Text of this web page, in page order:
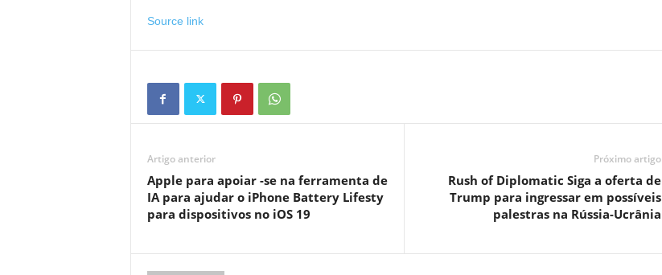
Source link
Artigo anterior
Apple para apoiar -se na ferramenta de
IA para ajudar o iPhone Battery Lifesty
para dispositivos no iOS 19
Próximo artigo
Rush of Diplomatic Siga a oferta de
Trump para ingressar em possíveis
palestras na Rússia-Ucrânia